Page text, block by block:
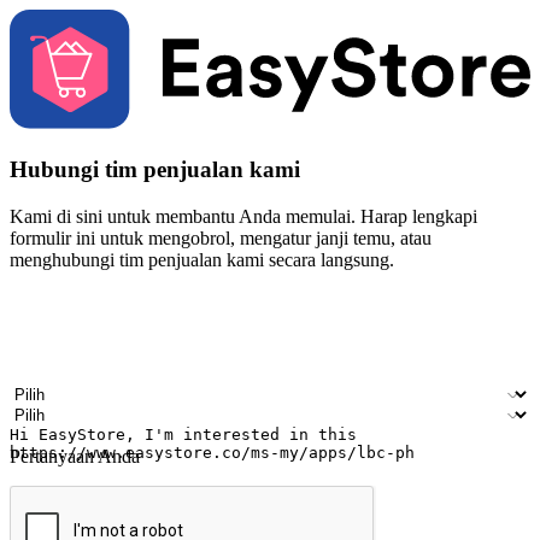
Hubungi tim penjualan kami
Kami di sini untuk membantu Anda memulai. Harap lengkapi
formulir ini untuk mengobrol, mengatur janji temu, atau
menghubungi tim penjualan kami secara langsung.
Nomor ponsel
Industri bisnis
Toko Fisik
Pertanyaan Anda